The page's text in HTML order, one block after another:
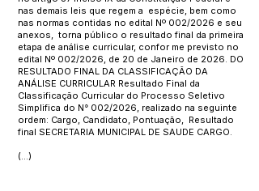
nas demais leis que regem a espécie, bem como
nas normas contidas no edital Nº 002/2026 e seu
anexos, torna público o resultado final da primeira
etapa de análise curricular, confor me previsto no
edital Nº 002/2026, de 20 de Janeiro de 2026. DO
RESULTADO FINAL DA CLASSIFICAÇÃO DA
ANÁLISE CURRICULAR Resultado Final da
Classificação Curricular do Processo Seletivo
Simplifica do N° 002/2026, realizado na seguinte
ordem: Cargo, Candidato, Pontuação, Resultado
final SECRETARIA MUNICIPAL DE SAUDE CARGO.
(...)